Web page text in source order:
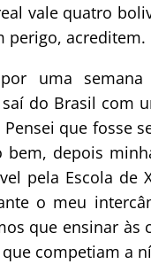
vale quatro
perigo, acreditem.
uma
do Brasil com
que fosse
bem, depois
pela Escola
o meu
que ensinar às
competiam a